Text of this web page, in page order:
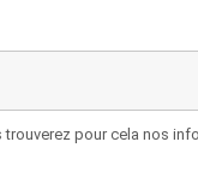
pour cela nos